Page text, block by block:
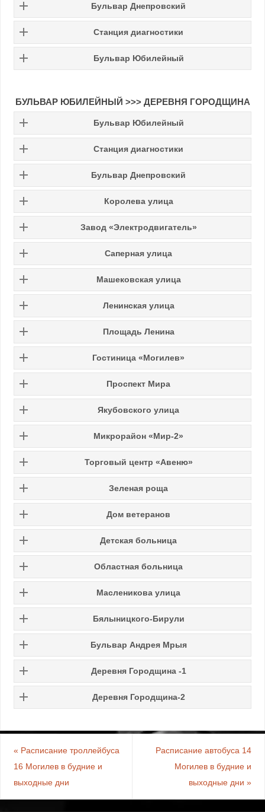
Бульвар Днепровский
Станция диагностики
Бульвар Юбилейный
БУЛЬВАР ЮБИЛЕЙНЫЙ >>>ДЕРЕВНЯ ГОРОДЩИНА
Бульвар Юбилейный
Станция диагностики
Бульвар Днепровский
Королева улица
Завод «Электродвигатель»
Саперная улица
Машековская улица
Ленинская улица
Площадь Ленина
Гостиница «Могилев»
Проспект Мира
Якубовского улица
Микрорайон «Мир-2»
Торговый центр «Авеню»
Зеленая роща
Дом ветеранов
Детская больница
Областная больница
Масленикова улица
Бялыницкого-Бирули
Бульвар Андрея Мрыя
Деревня Городщина -1
Деревня Городщина-2
« Расписание троллейбуса
16 Могилев в будние и
выходные дни
Расписание автобуса 14
Могилев в будние и
выходные дни»